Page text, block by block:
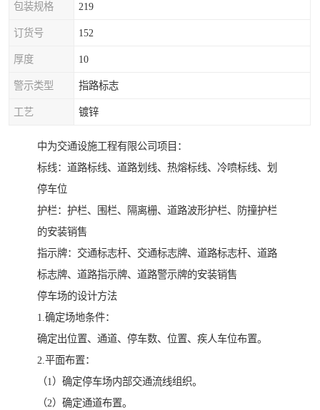
包装规格 219
订货号 152
厚度 10
警示类型 指路标志
工艺 镀锌
中为交通设施工程有限公司项目：
标线：道路标线、道路划线、热熔标线、冷喷标线、划
停车位
护栏：护栏、围栏、隔离栅、道路波形护栏、防撞护栏
的安装销售
指示牌：交通标志杆、交通标志牌、道路标志杆、道路
标志牌、道路指示牌、道路警示牌的安装销售
停车场的设计方法
1.确定场地条件：
确定出位置、通道、停车数、位置、疾人车位布置。
2.平面布置：
（1）确定停车场内部交通流线组织。
（2）确定通道布置。